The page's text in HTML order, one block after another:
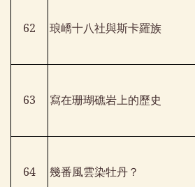
62 琅嶠十八社與斯卡羅族
63 寫在珊瑚礁岩上的歷史
64 幾番風雲染牡丹？